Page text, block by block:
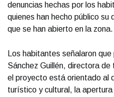
denuncias hechas por los
quienes han hecho público
que se han abierto en la zona.
Los habitantes señalaron
Sánchez Guillén, directora
el proyecto está orientado al
turístico y cultural, la apertura